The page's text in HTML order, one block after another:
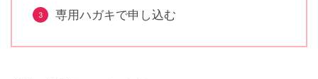
専用ハガキで申し込む